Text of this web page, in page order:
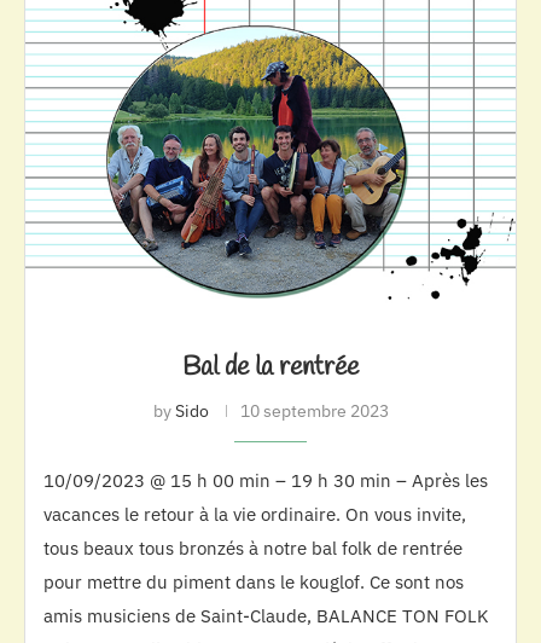
Bal de la rentrée
bySido 10 septembre 2023
10/09/2023 @ 15 h 00 min – 19 h 30 min – Après les
vacances le retour à la vie ordinaire. On vous invite,
tous beaux tous bronzés à notre bal folk de rentrée
pour mettre du piment dans le kouglof. Ce sont nos
amis musiciens de Saint-Claude, BALANCE TON FOLK